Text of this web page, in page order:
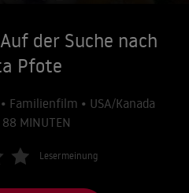
der Suche nach
Pfote
Familienfilm • USA/Kanada
MINUTEN
Lesermeinung